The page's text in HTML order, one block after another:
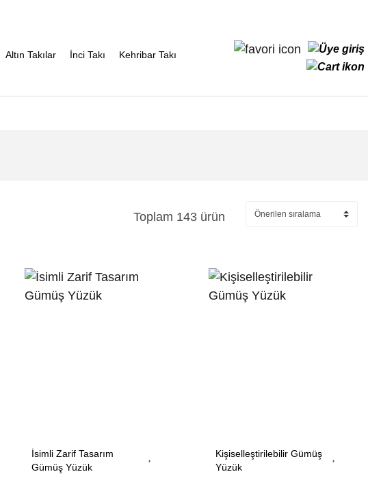
Altın Takılar İnci Takı Kehribar Takı
Toplam 143 ürün
İsimli Zarif Tasarım
Gümüş Yüzük
Kişiselleştirilebilir Gümüş
Yüzük